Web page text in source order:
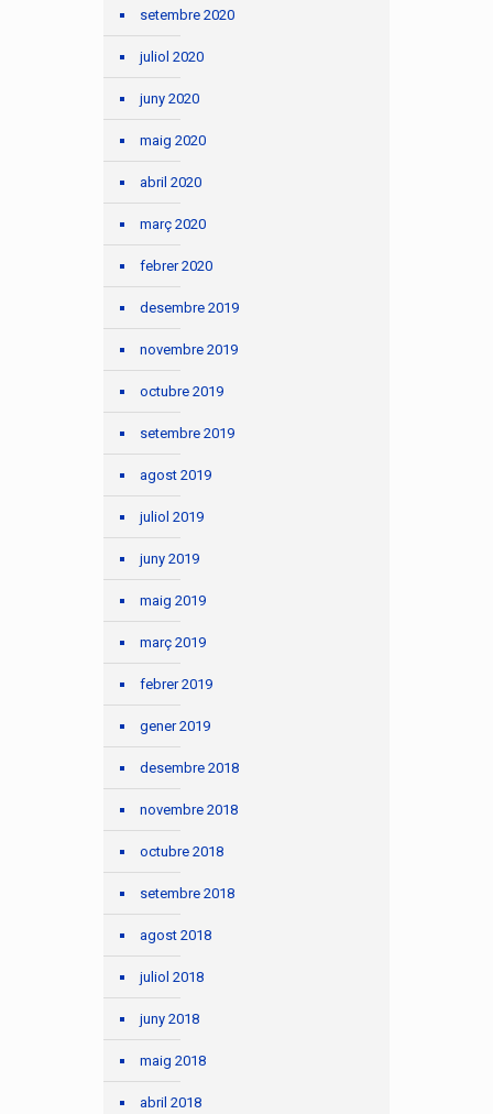
setembre 2020
juliol 2020
juny 2020
maig 2020
abril 2020
març 2020
febrer 2020
desembre 2019
novembre 2019
octubre 2019
setembre 2019
agost 2019
juliol 2019
juny 2019
maig 2019
març 2019
febrer 2019
gener 2019
desembre 2018
novembre 2018
octubre 2018
setembre 2018
agost 2018
juliol 2018
juny 2018
maig 2018
abril 2018